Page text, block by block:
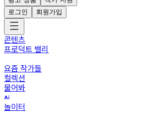
로그인
회원가입
콘텐츠
프로덕트 밸리
요즘 작가들
컬렉션
물어봐
놀이터